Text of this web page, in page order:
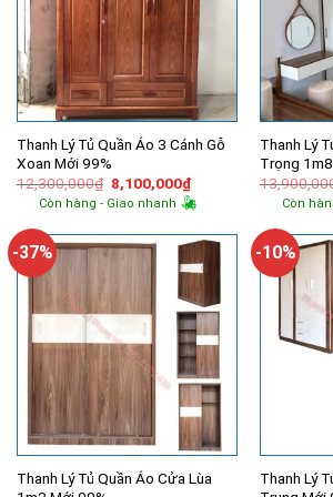
Thanh Lý Tủ Quần Áo 3 Cánh Gỗ
Xoan Mới 99%
12,300,000₫ Giá
gốc
là:
8,100,000₫Giá
hiện
tại
8,100,000₫.
Còn hàng - Giao nhanh
Thanh Lý
Trọng
Còn
-37%
Thanh Lý Tủ Quần Áo Cửa Lùa
-10%
Thanh Lý